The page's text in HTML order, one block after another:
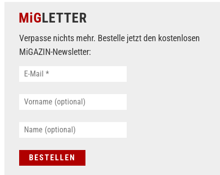
MiGLETTER
Verpasse nichts mehr. Bestelle jetzt den kostenlosen
MiGAZIN-Newsletter: